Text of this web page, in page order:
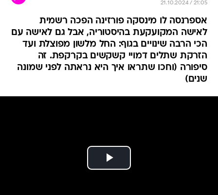
21.10.2024 / 21:05
אספרנסה לו מינסקה פורזינה הפכה רשמית
לאישה המקועקעת בהיסטוריה, אבל גם לאישה עם
הכי הרבה שינויים בגוף: החל מלשון מפוצלת ועד
הזרקת שתלים דמויי קשקשים בקרקפת. זה
סיפורה (וחכו שתראו איך היא נראתה לפני שמונה
שנים)